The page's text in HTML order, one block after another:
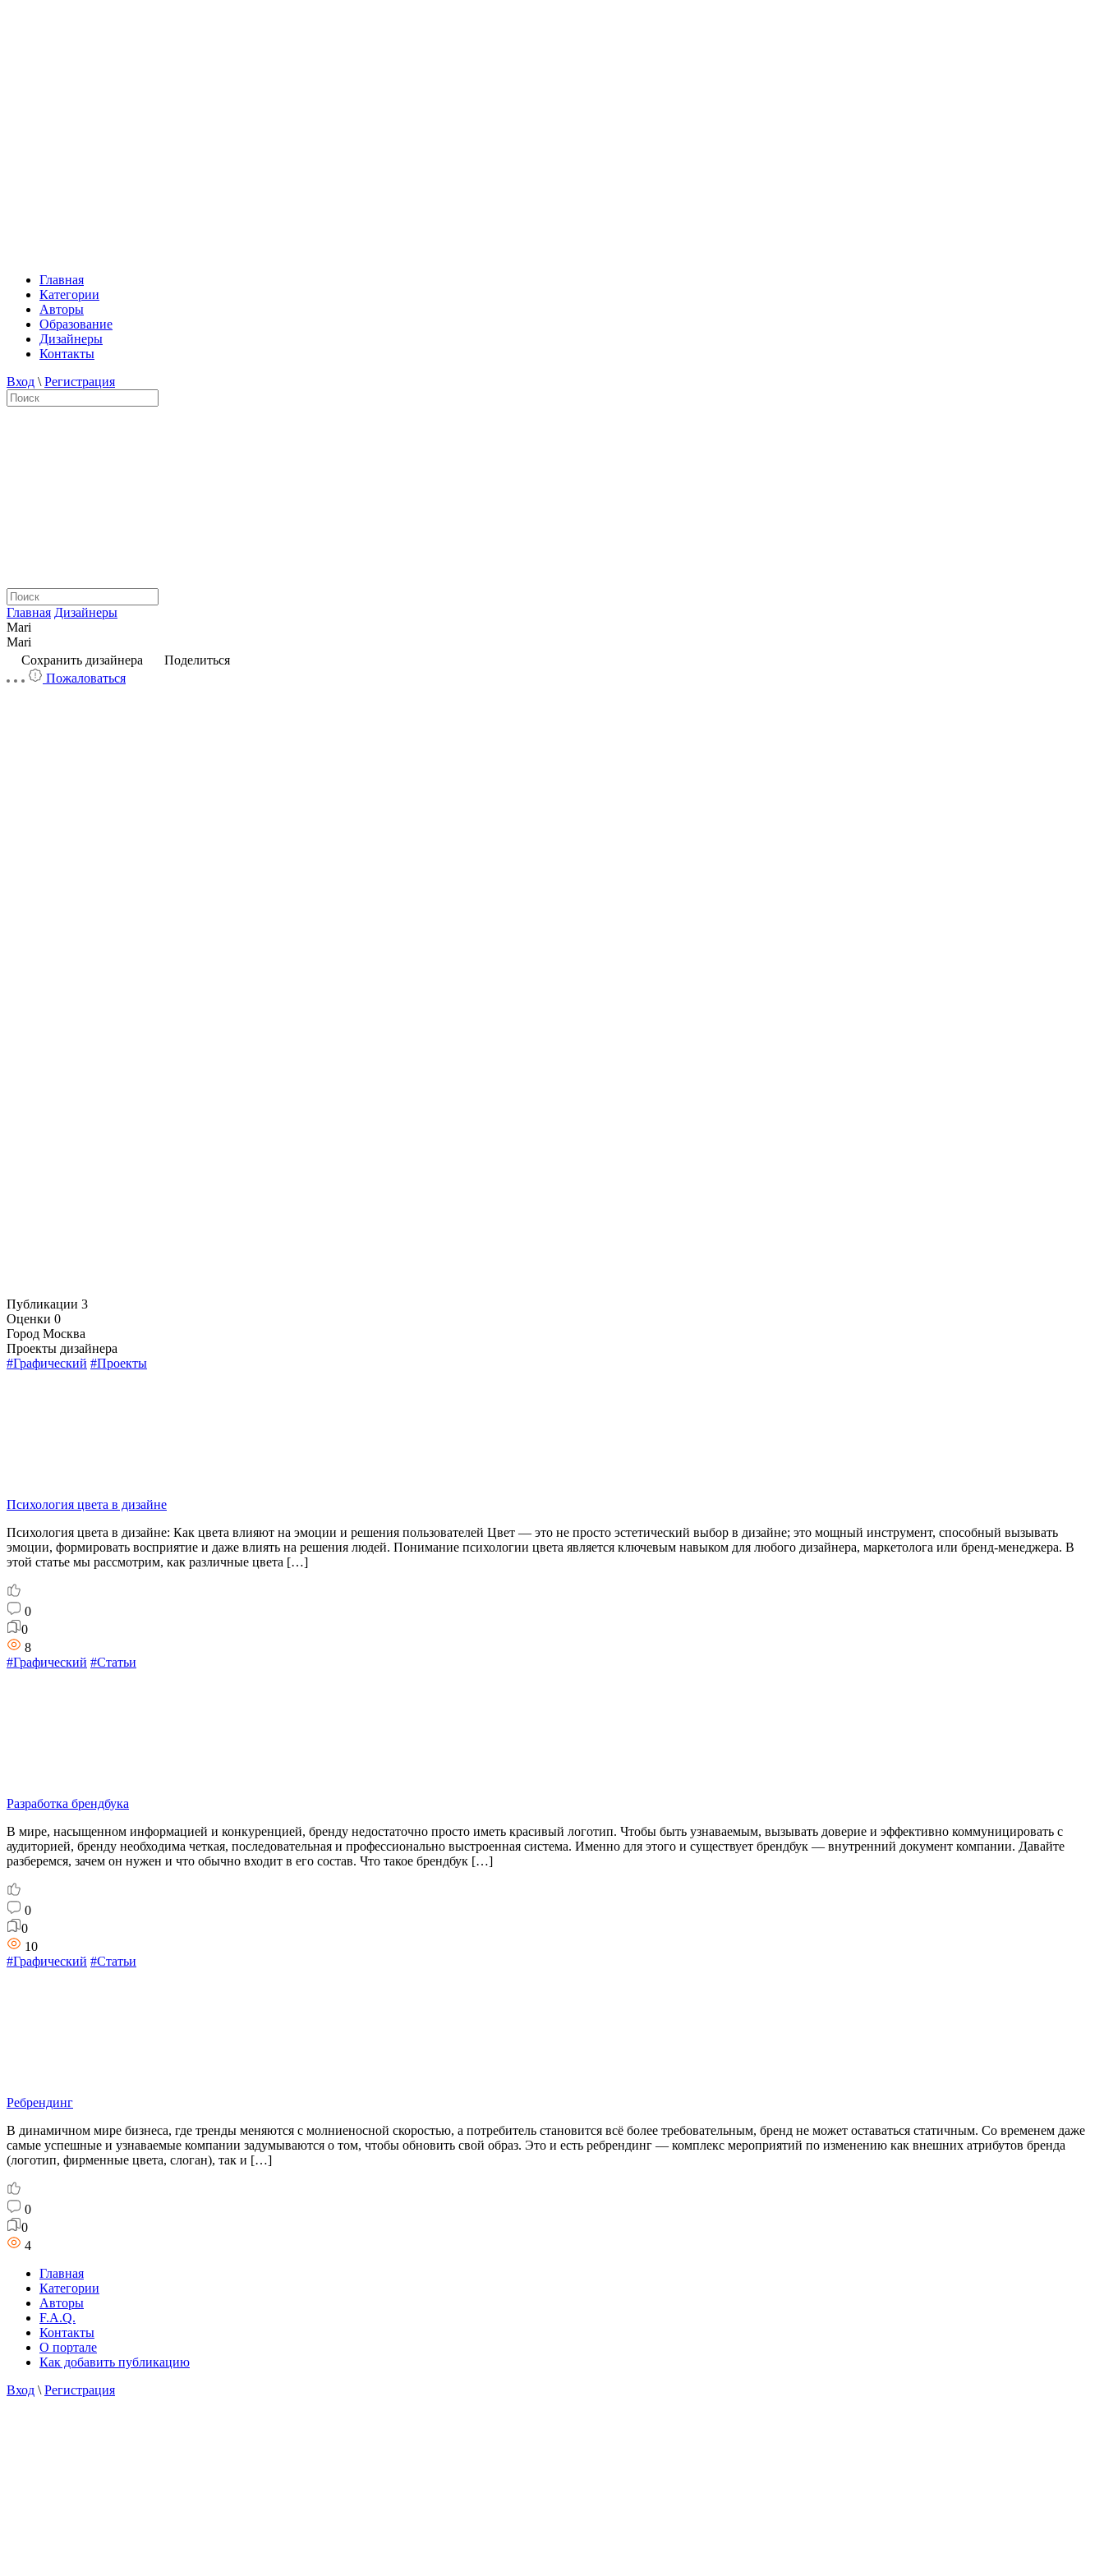
Главная
Категории
Авторы
Образование
Дизайнеры
Контакты
Вход \ Регистрация
Главная Дизайнеры
Mari
Mari
Сохранить дизайнера
Поделиться
Пожаловаться
Публикации 3
Оценки 0
Город Москва
Проекты дизайнера
#Графический #Проекты
Психология цвета в дизайне
Психология цвета в дизайне: Как цвета влияют на эмоции и решения пользователей Цвет — это не просто эстетический выбор в дизайне; это мощный инструмент, способный вызывать
эмоции, формировать восприятие и даже влиять на решения людей. Понимание психологии цвета является ключевым навыком для любого дизайнера, маркетолога или бренд-менеджера. В
этой статье мы рассмотрим, как различные цвета […]
0
0
8
#Графический #Статьи
Разработка брендбука
В мире, насыщенном информацией и конкуренцией, бренду недостаточно просто иметь красивый логотип. Чтобы быть узнаваемым, вызывать доверие и эффективно коммуницировать с
аудиторией, бренду необходима четкая, последовательная и профессионально выстроенная система. Именно для этого и существует брендбук — внутренний документ компании. Давайте
разберемся, зачем он нужен и что обычно входит в его состав. Что такое брендбук […]
0
0
10
#Графический #Статьи
Ребрендинг
В динамичном мире бизнеса, где тренды меняются с молниеносной скоростью, а потребитель становится всё более требовательным, бренд не может оставаться статичным. Со временем даже
самые успешные и узнаваемые компании задумываются о том, чтобы обновить свой образ. Это и есть ребрендинг — комплекс мероприятий по изменению как внешних атрибутов бренда
(логотип, фирменные цвета, слоган), так и […]
0
0
4
Главная
Категории
Авторы
F.A.Q.
Контакты
О портале
Как добавить публикацию
Вход \ Регистрация